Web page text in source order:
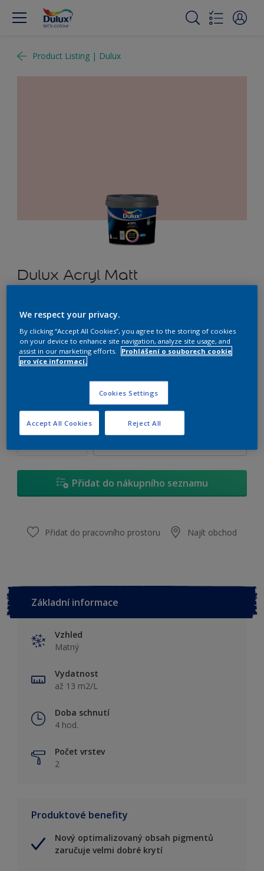
Product Listing | Dulux
Dulux Acryl Matt
C0.07.82
Změnit odstín
1 L
2,5 L
5 L
10 L
Množství Kalkulačka pro výpočet barvy
Přidat do nákupního seznamu
Přidat do pracovního prostoru Najít obchod
Základní informace
Vzhled
Matný
Vydatnost
až 13 m2/L
Doba schnutí
4 hod.
Počet vrstev
2
Produktové benefity
Nový optimalizovaný obsah pigmentů
zaručuje velmi dobré krytí
We respect your privacy.
By clicking “Accept All Cookies”, you agree to the storing of cookies
on your device to enhance site navigation, analyze site usage, and
assist in our marketing efforts.
Prohlášení o souborech cookie
pro více informací.
Cookies Settings
Reject All
Accept All Cookies